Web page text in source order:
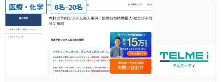
医療・化学 6名-20名